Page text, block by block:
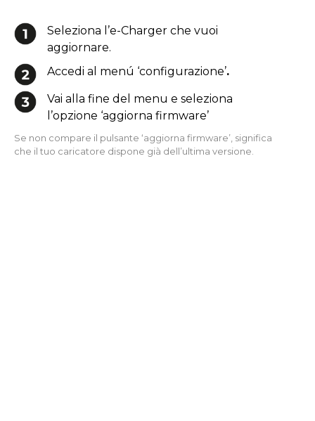
Seleziona l’e-Charger che vuoi
aggiornare.
Accedi al menú ‘configurazione’.
Vai alla fine del menu e seleziona
l’opzione ‘aggiorna firmware’
Se non compare il pulsante ‘aggiorna firmware’, significa
che il tuo caricatore dispone già dell’ultima versione.